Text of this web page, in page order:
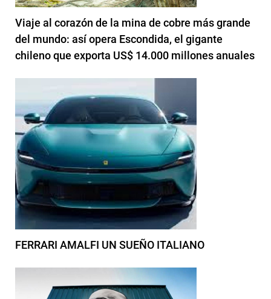
Viaje al corazón de la mina de cobre más grande
del mundo: así opera Escondida, el gigante
chileno que exporta US$ 14.000 millones anuales
FERRARI AMALFI UN SUEÑO ITALIANO